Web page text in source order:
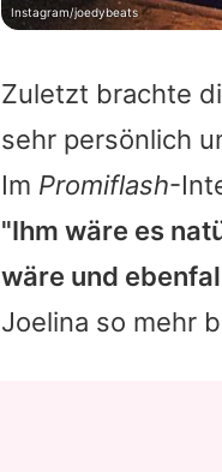
Zuletzt brachte
sehr persönlich
Im Promiflash-
"Ihm wäre es
wäre und
Joelina so mehr
Instagram/joedybeats